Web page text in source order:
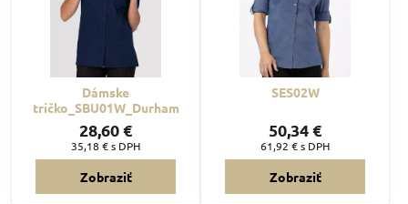
Dámske
tričko_SBU01W_Durham
28,60 €
35,18 €s DPH
Zobraziť
SES02W
50,34 €
61,92 €s DPH
Zobraziť